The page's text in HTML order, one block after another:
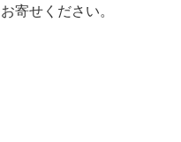
寄せください。